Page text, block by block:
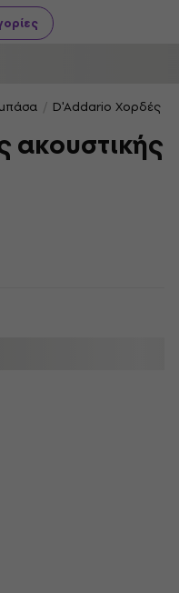
D'Addario Χορδές
ακουστικής